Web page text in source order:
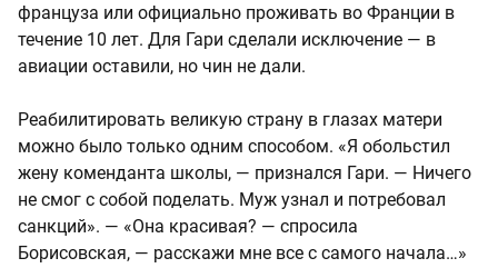
француза или официально проживать во Франции в
течение 10 лет. Для Гари сделали исключение — в
авиации оставили, но чин не дали.
Реабилитировать великую страну в глазах матери
можно было только одним способом. «Я обольстил
жену коменданта школы, — признался Гари. — Ничего
не смог с собой поделать. Муж узнал и потребовал
санкций». — «Она красивая? — спросила
Борисовская, — расскажи мне все с самого начала…»